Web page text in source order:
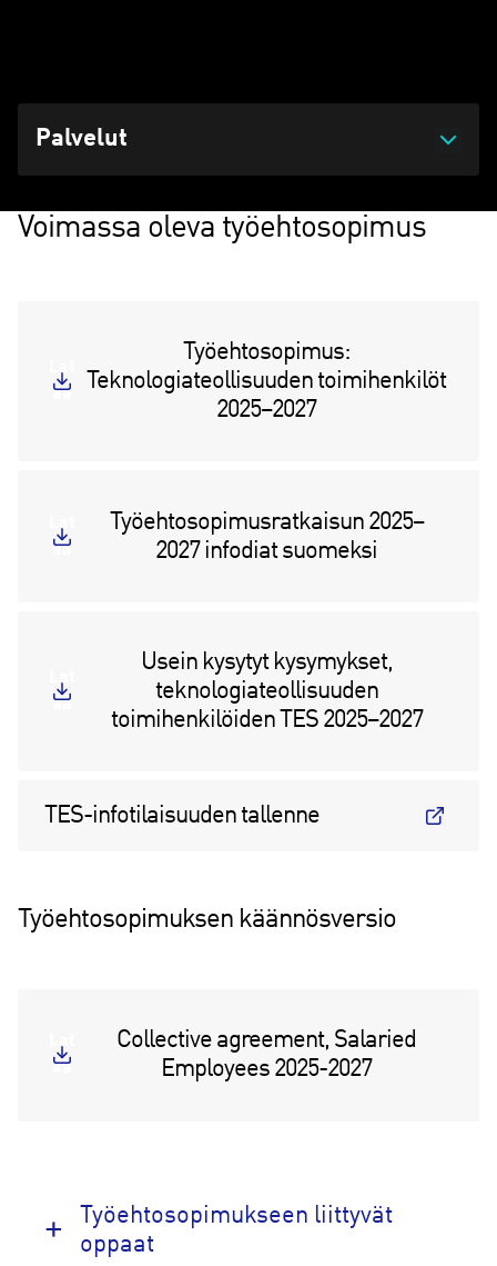
Palvelut
Voimassa oleva työehtosopimus
Työehtosopimus:
Teknologiateollisuuden toimihenkilöt
2025–2027
Lat
aa
Työehtosopimusratkaisun 2025–
2027 infodiat suomeksi
aa
Usein kysytyt kysymykset,
teknologiateollisuuden
toimihenkilöiden TES 2025–2027
aa
TES-infotilaisuuden tallenne
Työehtosopimuksen käännösversio
Collective agreement, Salaried
Employees 2025-2027
Lat
aa
Työehtosopimukseen liittyvät
oppaat